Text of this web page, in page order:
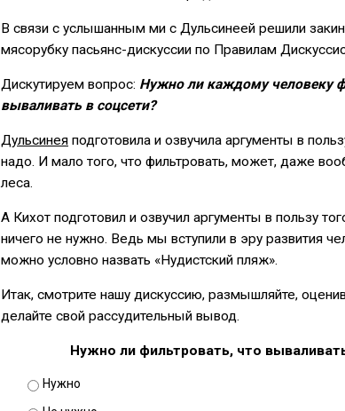
В связи с услышанным ми с Дульсинеей решили
мясорубку пасьянс-дискуссии по Правилам
Дискутируем вопрос: Нужно ли каждому человеку
вываливать в соцсети?
Дульсинея подготовила и озвучила аргументы в
надо. И мало того, что фильтровать, может, даже
леса.
А Кихот подготовил и озвучил аргументы в пользу
ничего не нужно. Ведь мы вступили в эру развития
можно условно назвать «Нудистский пляж».
Итак, смотрите нашу дискуссию, размышляйте,
делайте свой рассудительный вывод.
Нужно ли фильтровать, что
Нужно